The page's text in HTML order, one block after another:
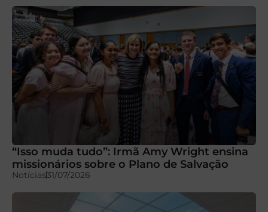
“Isso muda tudo”: Irmã Amy Wright ensina
missionários sobre o Plano de Salvação
Notícias31/07/2026